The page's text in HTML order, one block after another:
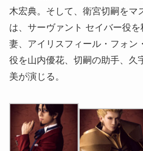
木宏典。そして、衛宮切嗣をマ
は、サーヴァント セイバー役
妻、アイリスフィール・フォン
役を山内優花、切嗣の助手、久
美が演じる。